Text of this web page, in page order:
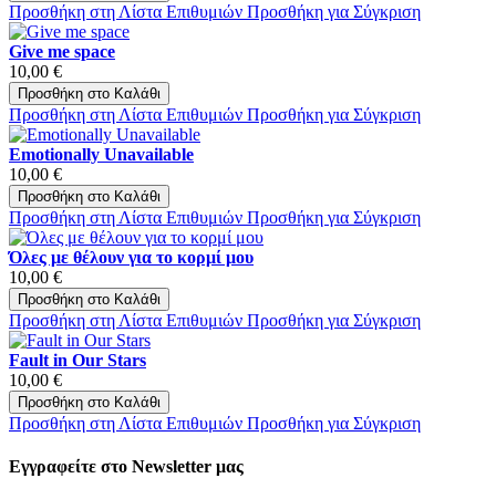
Προσθήκη στη Λίστα Επιθυμιών Προσθήκη για Σύγκριση
Give me space
10,00 €
Προσθήκη στο Καλάθι
Προσθήκη στη Λίστα Επιθυμιών Προσθήκη για Σύγκριση
Emotionally Unavailable
10,00 €
Προσθήκη στο Καλάθι
Προσθήκη στη Λίστα Επιθυμιών Προσθήκη για Σύγκριση
Όλες με θέλουν για το κορμί μου
10,00 €
Προσθήκη στο Καλάθι
Προσθήκη στη Λίστα Επιθυμιών Προσθήκη για Σύγκριση
Fault in Our Stars
10,00 €
Προσθήκη στο Καλάθι
Προσθήκη στη Λίστα Επιθυμιών Προσθήκη για Σύγκριση
Εγγραφείτε στο Newsletter μας